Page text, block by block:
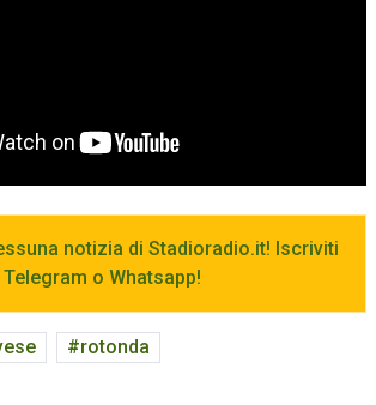
notizia di Stadioradio.it! Iscriviti
o Whatsapp!
rotonda